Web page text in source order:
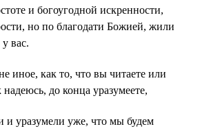
и богоугодной искренности,
но по благодати Божией, жили
вас.
иное, как то, что вы читаете или
надеюсь, до конца уразумеете,
и уразумели уже, что мы будем